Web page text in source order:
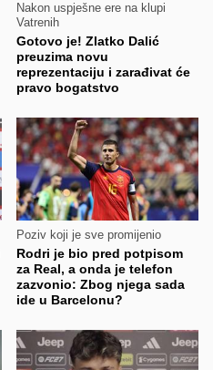
Nakon uspješne ere na klupi
Vatrenih
Gotovo je! Zlatko Dalić
preuzima novu
reprezentaciju i zarađivat će
pravo bogatstvo
Poziv koji je sve promijenio
Rodri je bio pred potpisom
za Real, a onda je telefon
zazvonio: Zbog njega sada
ide u Barcelonu?